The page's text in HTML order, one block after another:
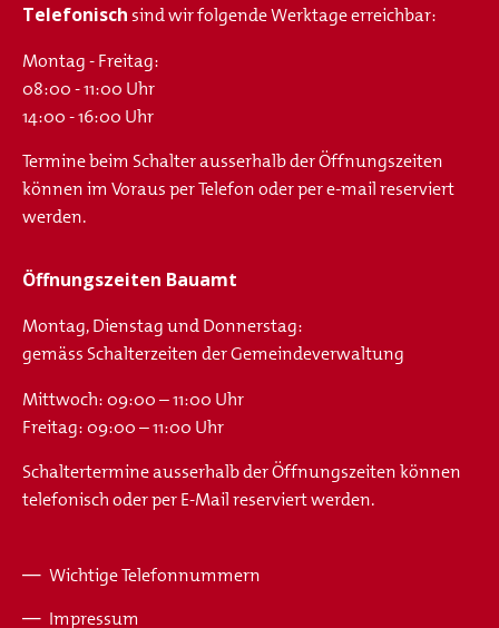
Telefonischsind wir folgende Werktage erreichbar:
Montag - Freitag:
08:00 - 11:00 Uhr
14:00 - 16:00 Uhr
Termine beim Schalter ausserhalb der Öffnungszeiten
können im Voraus per Telefon oder per e-mail reserviert
werden.
Öffnungszeiten Bauamt
Montag, Dienstag und Donnerstag:
gemäss Schalterzeiten der Gemeindeverwaltung
Mittwoch: 09:00 – 11:00 Uhr
Freitag: 09:00 – 11:00 Uhr
Schaltertermine ausserhalb der Öffnungszeiten können
telefonisch oder per E-Mail reserviert werden.
Wichtige Telefonnummern
Impressum